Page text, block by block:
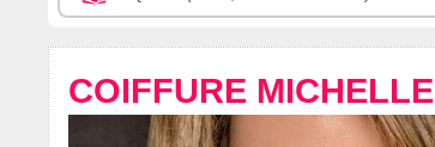
COIFFURE MICHELLE